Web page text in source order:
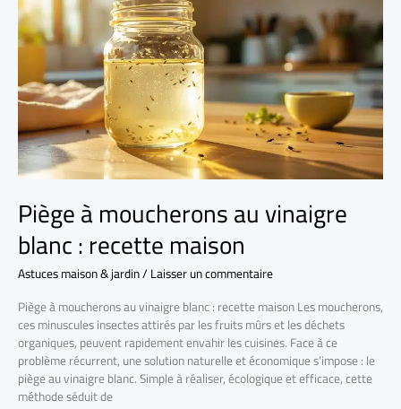
Piège à moucherons au vinaigre
blanc : recette maison
Astuces maison & jardin/Laisser un commentaire
Piège à moucherons au vinaigre blanc : recette maison Les moucherons,
ces minuscules insectes attirés par les fruits mûrs et les déchets
organiques, peuvent rapidement envahir les cuisines. Face à ce
problème récurrent, une solution naturelle et économique s’impose : le
piège au vinaigre blanc. Simple à réaliser, écologique et efficace, cette
méthode séduit de